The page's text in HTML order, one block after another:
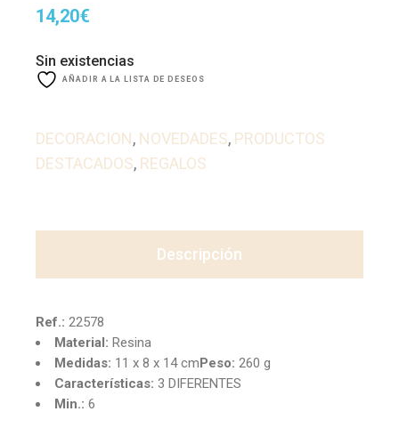
14,20€
Sin existencias
AÑADIR A LA LISTA DE DESEOS
DECORACION, NOVEDADES, PRODUCTOS
DESTACADOS, REGALOS
Descripción
Ref.: 22578
Material: Resina
Medidas: 11 x 8 x 14 cm Peso: 260 g
Características: 3 DIFERENTES
Min.: 6